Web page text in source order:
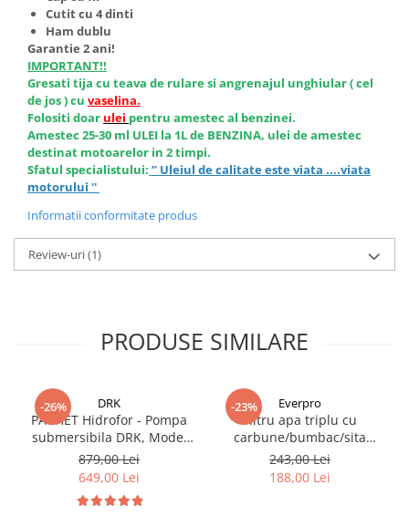
Cutit cu 4 dinti
Ham dublu
Garantie 2 ani!
IMPORTANT!!
Gresati tija cu teava de rulare si angrenajul unghiular ( cel
de jos ) cu vaselina.
Folositi doar ulei pentru amestec al benzinei.
Amestec 25-30 ml ULEI la 1L de BENZINA, ulei de amestec
destinat motoarelor in 2 timpi.
Sfatul specialistului: ” Uleiul de calitate este viata ....viata
motorului ''
Informatii conformitate produs
Review-uri(1)
PRODUSE SIMILARE
-26% DRK
PACHET Hidrofor - Pompa
submersibila DRK, Model
4STM4-8, putere 1.8 kW,
debit 5m3/h, 8 turbine +
Presostat electronic DRK,
Model PC-58, 1kW, 220 V, 10
879,00 Lei
649,00 Lei
-23% Everpro
Filtru apa triplu cu
carbune/bumbac/sita
3x3/4"*10
243,00 Lei
188,00 Lei